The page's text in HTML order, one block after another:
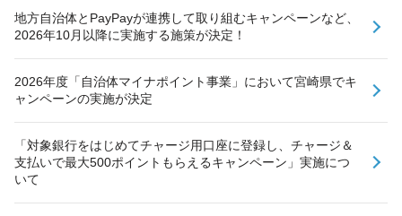
地方自治体とPayPayが連携して取り組むキャンペーンなど、
2026年10月以降に実施する施策が決定！
2026年度「自治体マイナポイント事業」において宮崎県でキ
ャンペーンの実施が決定
「対象銀行をはじめてチャージ用口座に登録し、チャージ＆
支払いで最大500ポイントもらえるキャンペーン」実施につ
いて